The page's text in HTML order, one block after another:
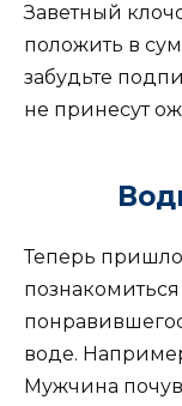
Заветный
положить в
забудьте
не принесут
Теперь
воде.
Мужчина